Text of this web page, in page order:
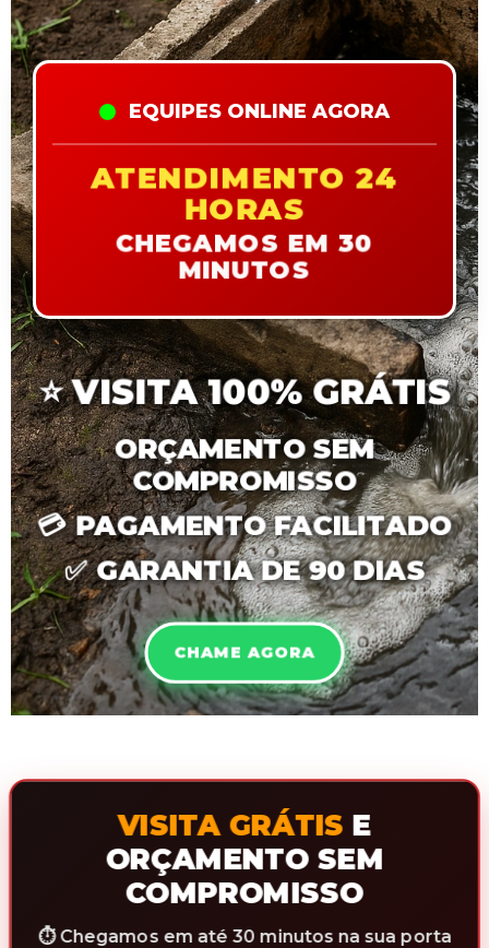
EQUIPES ONLINE AGORA
ATENDIMENTO 24
HORAS
CHEGAMOS EM 30
MINUTOS
⭐ VISITA 100% GRÁTIS
ORÇAMENTO SEM
COMPROMISSO
💳 PAGAMENTO FACILITADO
✅ GARANTIA DE 90 DIAS
CHAME AGORA
VISITA GRÁTIS E
ORÇAMENTO SEM
COMPROMISSO
⏱️ Chegamos em até 30 minutos na sua porta